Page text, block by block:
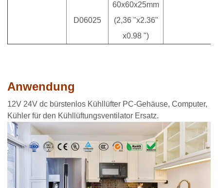
D06025
60x60x25mm
(2,36 "x2.36"
x0.98 ")
Anwendung
12V 24V dc bürstenlos Kühllüfter PC-Gehäuse, Computer,
Kühler für den Kühllüftungsventilator Ersatz.